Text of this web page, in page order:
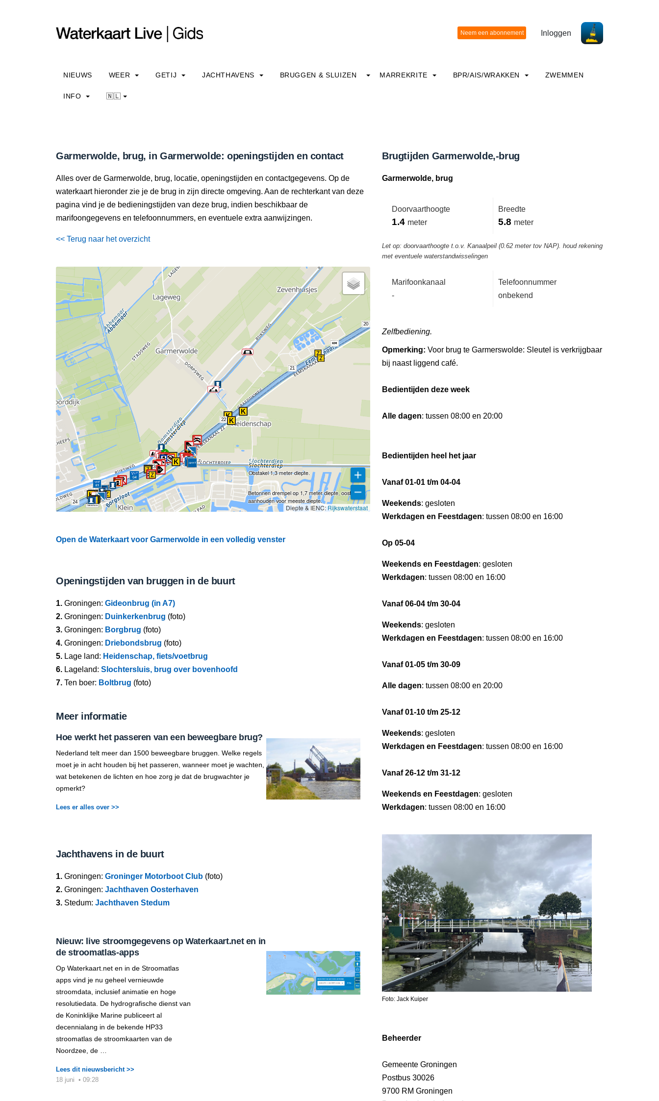
Inloggen
NIEUWS WEER GETIJ JACHTHAVENS BRUGGEN & SLUIZEN MARREKRITE BPR/AIS/WRAKKEN ZWEMMEN
INFO 🇳🇱
Garmerwolde, brug, in Garmerwolde: openingstijden en contact
Alles over de Garmerwolde, brug, locatie, openingstijden en contactgegevens. Op de
waterkaart hieronder zie je de brug in zijn directe omgeving. Aan de rechterkant van deze
pagina vind je de bedieningstijden van deze brug, indien beschikbaar de
marifoongegevens en telefoonnummers, en eventuele extra aanwijzingen.
<< Terug naar het overzicht
23
24
20
21
22
Obstakel 1,3 meter diepte.
Betonnen drempel op 1,7 meter diepte, oost kant
aanhouden voor meeste diepte.
Diepte & IENC:Rijkswaterstaat
Open de Waterkaart voor Garmerwolde in een volledig venster
Openingstijden van bruggen in de buurt
1. Groningen: Gideonbrug (in A7)
2. Groningen: Duinkerkenbrug (foto)
3. Groningen: Borgbrug (foto)
4. Groningen: Driebondsbrug (foto)
5. Lage land: Heidenschap, fiets/voetbrug
6. Lageland: Slochtersluis, brug over bovenhoofd
7. Ten boer: Boltbrug (foto)
Meer informatie
Hoe werkt het passeren van een beweegbare brug?
Nederland telt meer dan 1500 beweegbare bruggen. Welke regels
moet je in acht houden bij het passeren, wanneer moet je wachten,
wat betekenen de lichten en hoe zorg je dat de brugwachter je
opmerkt?
Lees er alles over >>
Jachthavens in de buurt
1. Groningen: Groninger Motorboot Club (foto)
2. Groningen: Jachthaven Oosterhaven
3. Stedum: Jachthaven Stedum
Nieuw: live stroomgegevens op Waterkaart.net en in
de stroomatlas-apps
Op Waterkaart.net en in de Stroomatlas
apps vind je nu geheel vernieuwde
stroomdata, inclusief animatie en hoge
resolutiedata. De hydrografische dienst van
de Koninklijke Marine publiceert al
decennialang in de bekende HP33
stroomatlas de stroomkaarten van de
Noordzee, de …
Lees dit nieuwsbericht >>
18 juni • 09:28
Brugtijden Garmerwolde,-brug
Garmerwolde, brug
Doorvaarthoogte
1.4 meter
Breedte
5.8 meter
Let op: doorvaarthoogte t.o.v. Kanaalpeil (0.62 meter tov NAP). houd rekening
met eventuele waterstandwisselingen
Marifoonkanaal
-
Telefoonnummer
onbekend
Zelfbediening.
Opmerking: Voor brug te Garmerswolde: Sleutel is verkrijgbaar
bij naast liggend café.
Bedientijden deze week
Alle dagen: tussen 08:00 en 20:00
Bedientijden heel het jaar
Vanaf 01-01 t/m 04-04
Weekends: gesloten
Werkdagen en Feestdagen: tussen 08:00 en 16:00
Op 05-04
Weekends en Feestdagen: gesloten
Werkdagen: tussen 08:00 en 16:00
Vanaf 06-04 t/m 30-04
Weekends: gesloten
Werkdagen en Feestdagen: tussen 08:00 en 16:00
Vanaf 01-05 t/m 30-09
Alle dagen: tussen 08:00 en 20:00
Vanaf 01-10 t/m 25-12
Weekends: gesloten
Werkdagen en Feestdagen: tussen 08:00 en 16:00
Vanaf 26-12 t/m 31-12
Weekends en Feestdagen: gesloten
Werkdagen: tussen 08:00 en 16:00
Foto: Jack Kuiper
Beheerder
Gemeente Groningen
Postbus 30026
9700 RM Groningen